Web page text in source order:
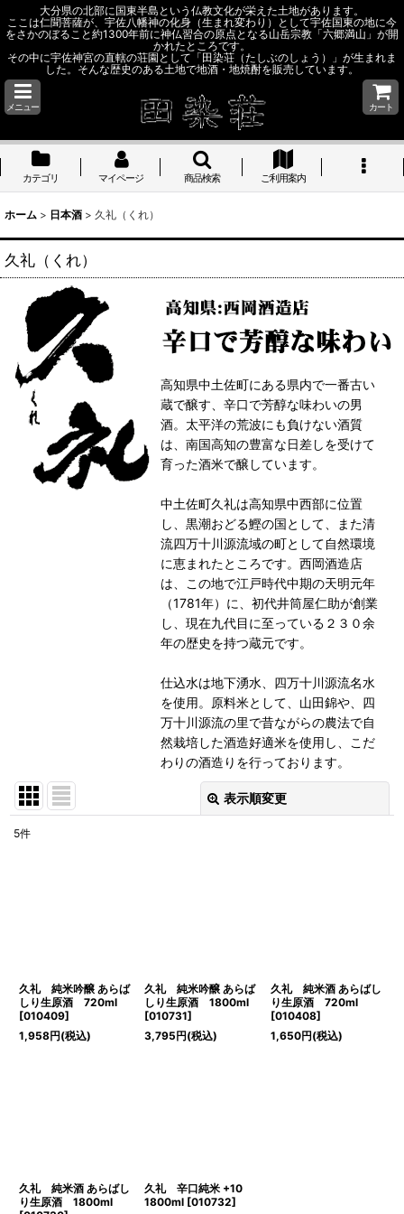
大分県の北部に国東半島という仏教文化が栄えた土地があります。
ここは仁聞菩薩が、宇佐八幡神の化身（生まれ変わり）として宇佐国東の地に今
をさかのぼること約1300年前に神仏習合の原点となる山岳宗教「六郷満山」が開
かれたところです。
その中に宇佐神宮の直轄の荘園として「田染荘（たしぶのしょう）」が生まれま
した。そんな歴史のある土地で地酒・地焼酎を販売しています。
メニュー カート
カテゴリ マイページ 商品検索 ご利用案内
ホーム > 日本酒 > 久礼（くれ）
久礼（くれ）
高知県中土佐町にある県内で一番古い
蔵で醸す、辛口で芳醇な味わいの男
酒。太平洋の荒波にも負けない酒質
は、南国高知の豊富な日差しを受けて
育った酒米で醸しています。
中土佐町久礼は高知県中西部に位置
し、黒潮おどる鰹の国として、また清
流四万十川源流域の町として自然環境
に恵まれたところです。西岡酒造店
は、この地で江戸時代中期の天明元年
（1781年）に、初代井筒屋仁助が創業
し、現在九代目に至っている２３０余
年の歴史を持つ蔵元です。
仕込水は地下湧水、四万十川源流名水
を使用。原料米として、山田錦や、四
万十川源流の里で昔ながらの農法で自
然栽培した酒造好適米を使用し、こだ
わりの酒造りを行っております。
表示順変更
5件
久礼 純米吟醸 あらば
しり生原酒 720ml
[010409]
1,958円(税込)
久礼 純米吟醸 あらば
しり生原酒 1800ml
[010731]
3,795円(税込)
久礼 純米酒 あらばし
り生原酒 720ml
[010408]
1,650円(税込)
久礼 純米酒 あらばし
り生原酒 1800ml
久礼 辛口純米 +10
1800ml [010732]